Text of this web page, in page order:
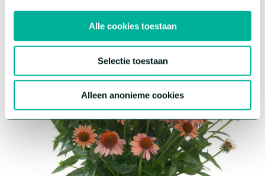
Alle cookies toestaan
Selectie toestaan
Alleen anonieme cookies